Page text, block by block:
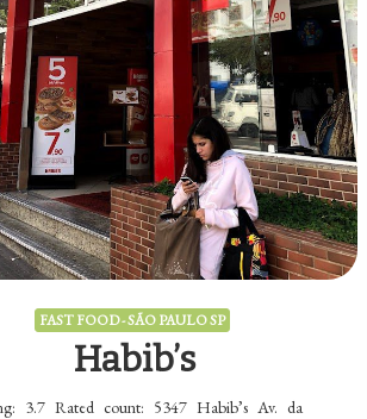
FAST FOOD - SÃO PAULO SP
Habib’s
3.7 Rated count: 5347 Habib’s Av. da